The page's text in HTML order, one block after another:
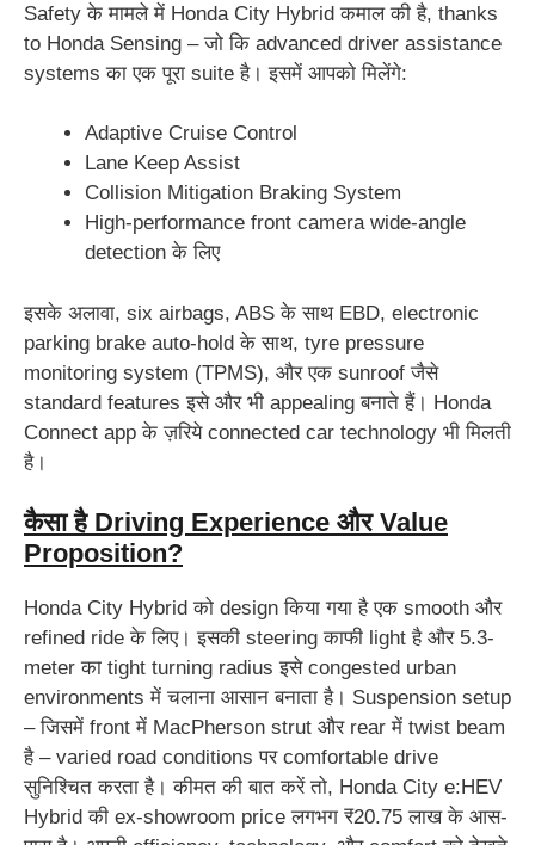
Safety के मामले में Honda City Hybrid कमाल की है, thanks
to Honda Sensing – जो कि advanced driver assistance
systems का एक पूरा suite है। इसमें आपको मिलेंगे:
Adaptive Cruise Control
Lane Keep Assist
Collision Mitigation Braking System
High-performance front camera wide-angle
detection के लिए
इसके अलावा, six airbags, ABS के साथ EBD, electronic
parking brake auto-hold के साथ, tyre pressure
monitoring system (TPMS), और एक sunroof जैसे
standard features इसे और भी appealing बनाते हैं। Honda
Connect app के ज़रिये connected car technology भी मिलती
है।
कैसा है Driving Experience और Value
Proposition?
Honda City Hybrid को design किया गया है एक smooth और
refined ride के लिए। इसकी steering काफी light है और 5.3-
meter का tight turning radius इसे congested urban
environments में चलाना आसान बनाता है। Suspension setup
– जिसमें front में MacPherson strut और rear में twist beam
है – varied road conditions पर comfortable drive
सुनिश्चित करता है। कीमत की बात करें तो, Honda City e:HEV
Hybrid की ex-showroom price लगभग ₹20.75 लाख के आस-